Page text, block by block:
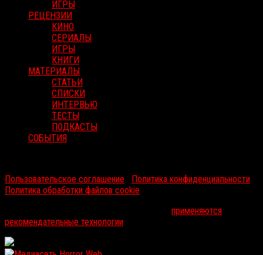
ИГРЫ
РЕЦЕНЗИИ
КИНО
СЕРИАЛЫ
ИГРЫ
КНИГИ
МАТЕРИАЛЫ
СТАТЬИ
СПИСКИ
ИНТЕРВЬЮ
ТЕСТЫ
ПОДКАСТЫ
СОБЫТИЯ
Пользовательское соглашение
Политика конфиденциальности
Политика обработки файлов cookie
применяются
рекомендательные технологии